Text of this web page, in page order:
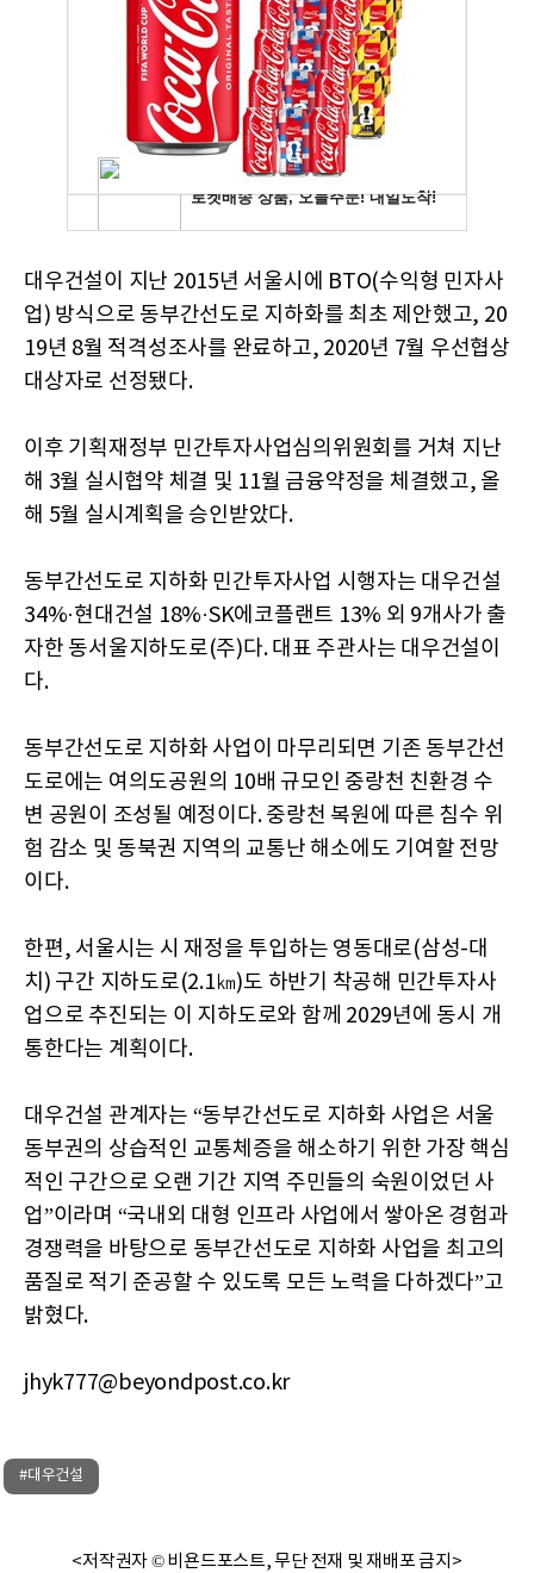
대우건설이 지난 2015년 서울시에 BTO(수익형 민자사
업) 방식으로 동부간선도로 지하화를 최초 제안했고, 20
19년 8월 적격성조사를 완료하고, 2020년 7월 우선협상
대상자로 선정됐다.
이후 기획재정부 민간투자사업심의위원회를 거쳐 지난
해 3월 실시협약 체결 및 11월 금융약정을 체결했고, 올
해 5월 실시계획을 승인받았다.
동부간선도로 지하화 민간투자사업 시행자는 대우건설
34%·현대건설 18%·SK에코플랜트 13% 외 9개사가 출
자한 동서울지하도로(주)다. 대표 주관사는 대우건설이
다.
동부간선도로 지하화 사업이 마무리되면 기존 동부간선
도로에는 여의도공원의 10배 규모인 중랑천 친환경 수
변 공원이 조성될 예정이다. 중랑천 복원에 따른 침수 위
험 감소 및 동북권 지역의 교통난 해소에도 기여할 전망
이다.
한편, 서울시는 시 재정을 투입하는 영동대로(삼성-대
치) 구간 지하도로(2.1㎞)도 하반기 착공해 민간투자사
업으로 추진되는 이 지하도로와 함께 2029년에 동시 개
통한다는 계획이다.
대우건설 관계자는 “동부간선도로 지하화 사업은 서울
동부권의 상습적인 교통체증을 해소하기 위한 가장 핵심
적인 구간으로 오랜 기간 지역 주민들의 숙원이었던 사
업”이라며 “국내외 대형 인프라 사업에서 쌓아온 경험과
경쟁력을 바탕으로 동부간선도로 지하화 사업을 최고의
품질로 적기 준공할 수 있도록 모든 노력을 다하겠다”고
밝혔다.
jhyk777@beyondpost.co.kr
#대우건설
<저작권자 © 비욘드포스트, 무단 전재 및 재배포 금지>